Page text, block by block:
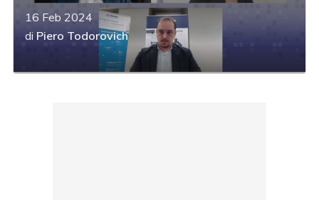
16 Feb 2024
di Piero Todorovich